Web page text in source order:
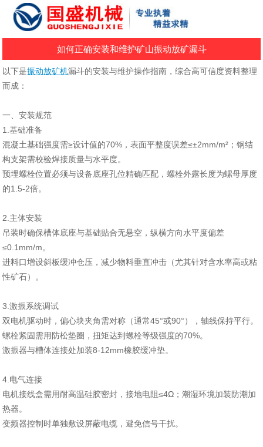
如何正确安装和维护矿山振动放矿漏斗
以下是振动放矿机漏斗的安装与维护操作指南，综合高可信度资料整理
而成：
‌一、安装规范‌
1‌.基础准备‌
混凝土基础强度需≥设计值的70%，表面平整度误差≤±2mm/m²；钢结
构支架需校验焊接质量与水平度。
预埋螺栓位置必须与设备底座孔位精确匹配，螺栓外露长度为螺母厚度
的1.5-2倍。
2.主体安装‌
吊装时确保槽体底座与基础贴合无悬空，纵横方向水平度偏差
≤0.1mm/m。
进料口增设斜板缓冲仓压，减少物料垂直冲击（尤其针对含水率高或粘
性矿石）。
3‌.激振系统调试‌
双电机驱动时，偏心块夹角需对称（通常45°或90°），轴线保持平行。
螺栓紧固需用防松垫圈，扭矩达到螺栓等级强度的70%。
激振器与槽体连接处加装8-12mm橡胶缓冲垫。
4.电气连接‌
电机接线盒需用耐高温硅胶密封，接地电阻≤4Ω；潮湿环境加装防潮加
热器。
变频器控制时单独敷设屏蔽电缆，避免信号干扰。